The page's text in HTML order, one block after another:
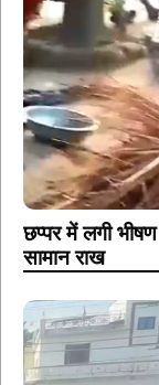
छप्पर में लगी
सामान राख